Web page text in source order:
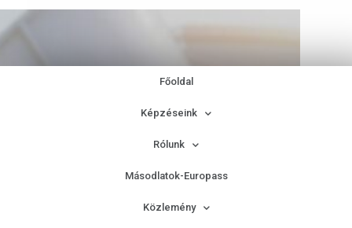
Főoldal
Képzéseink
Rólunk
Másodlatok-Europass
Közlemény
Épületgépészet